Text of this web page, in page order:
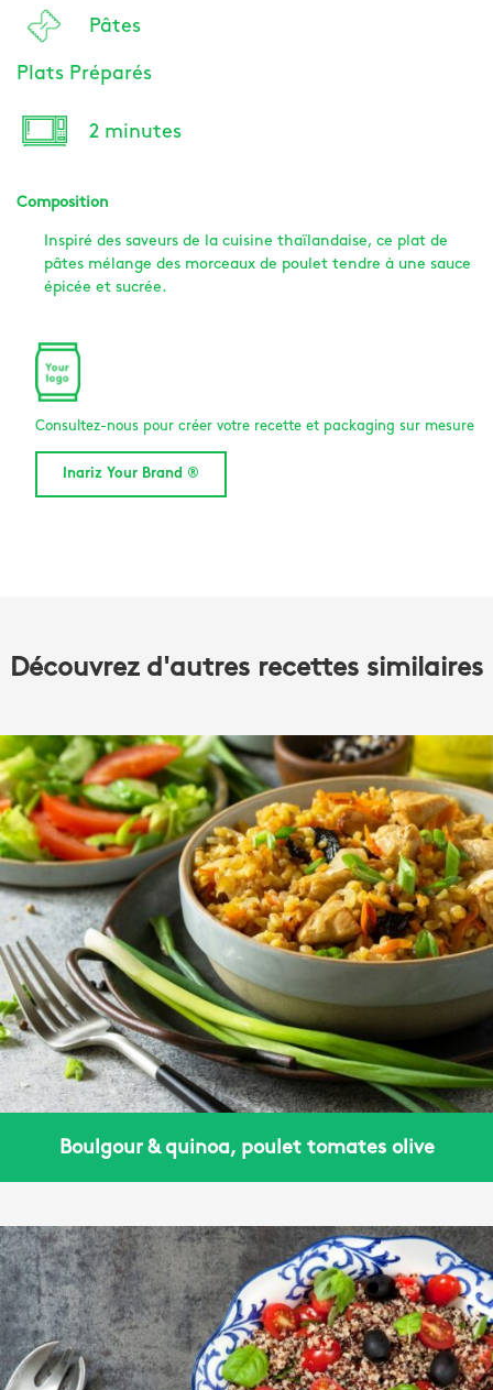
Pâtes
Plats Préparés
2 minutes
Composition
Inspiré des saveurs de la cuisine thaïlandaise, ce plat de
pâtes mélange des morceaux de poulet tendre à une sauce
épicée et sucrée.
Consultez-nous pour créer votre recette et packaging sur mesure
Inariz Your Brand ®
Découvrez d'autres recettes similaires
Boulgour & quinoa, poulet tomates olive